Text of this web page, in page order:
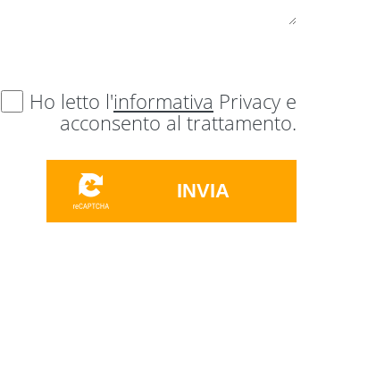
Ho letto l'informativa Privacy e
acconsento al trattamento.
INVIA